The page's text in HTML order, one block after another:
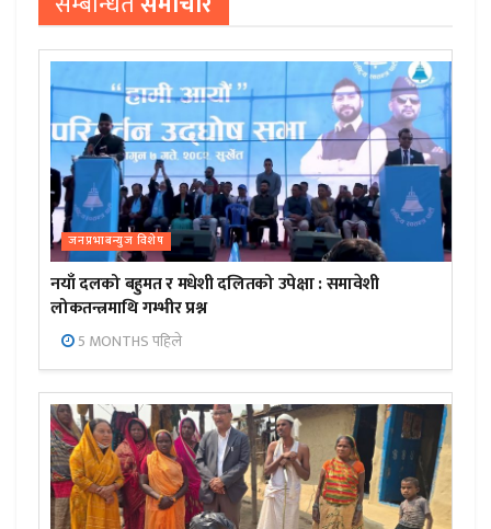
जनप्रभाबन्युज विशेष
नयाँ दलको बहुमत र मधेशी दलितको उपेक्षा : समावेशी
लोकतन्त्रमाथि गम्भीर प्रश्न
5 MONTHS पहिले